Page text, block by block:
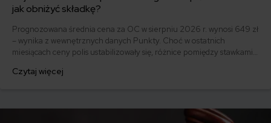
jak obniżyć składkę?
Prognozowana średnia cena za OC w sierpniu 2026 r. wynosi 649 zł
– wynika z wewnętrznych danych Punkty. Choć w ostatnich
miesiącach ceny polis ustabilizowały się, różnice pomiędzy stawkami
500 zł, inni – powyżej 1500 zł. Gdzie znaleźć najtańsze OC w Polsce
Czytaj więcej